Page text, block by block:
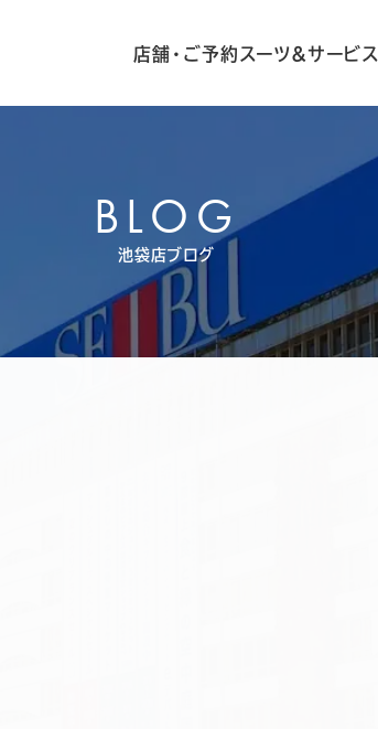
店舗・ご予約 スーツ&サービス
BLOG
池袋店ブログ